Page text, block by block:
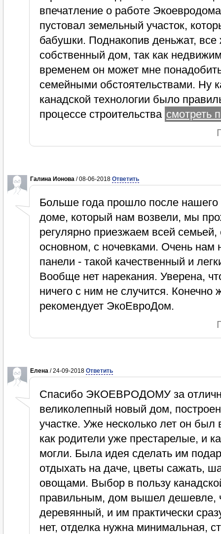
впечатление о работе
пустовал земельный участок,
бабушки. Поднакопив деньжат,
собственный дом, так как
временем он может мне
семейными обстоятельствами. Ну
канадской технологии было
процессе строительства смотреть
Галина Ионова / 08-06-2018 Ответить
Больше года прошло после нашего
доме, который нам возвели, мы
регулярно приезжаем всей
основном, с ночевками. Очень нам
панели - такой качественный и
Вообще нет нарекания. Уверена,
ничего с ним не случится.
рекомендует ЭкоЕвроДом.
Елена / 24-09-2018 Ответить
Спасибо ЭКОЕВРОДОМУ за
великолепный новый дом,
участке. Уже несколько лет он
как родители уже престарелые, и
могли. Была идея сделать им
отдыхать на даче, цветы сажать,
овощами. Выбор в пользу
правильным, дом вышел дешевле,
деревянный, и им практически
нет, отделка нужна минимальная,